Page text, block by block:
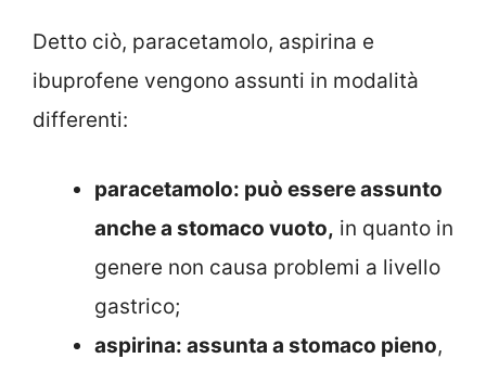
Detto ciò, paracetamolo, aspirina e
ibuprofene vengono assunti in modalità
differenti:
paracetamolo: può essere assunto
anche a stomaco vuoto, in quanto in
genere non causa problemi a livello
gastrico;
aspirina: assunta a stomaco pieno,